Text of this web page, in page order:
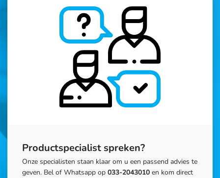
Productspecialist spreken?
Onze specialisten staan klaar om u een passend advies te
geven. Bel of Whatsapp op 033-2043010 en kom direct